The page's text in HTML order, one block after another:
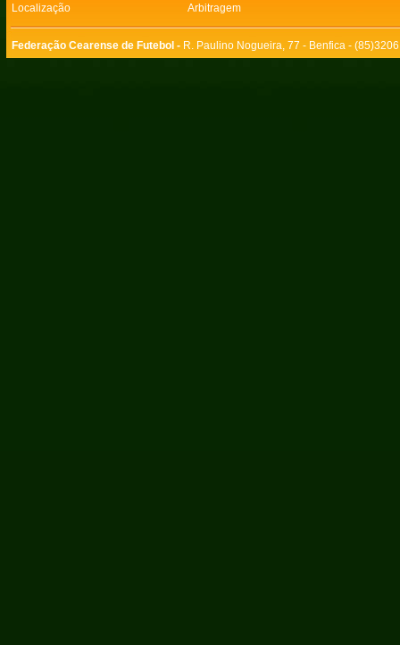
Localização
Arbitragem
Federação Cearense de Futebol - R. Paulino Nogueira, 77 - Benfica -